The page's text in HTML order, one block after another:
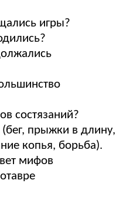
игры?
состязаний?
прыжки в длину,
копья, борьба).
мифов